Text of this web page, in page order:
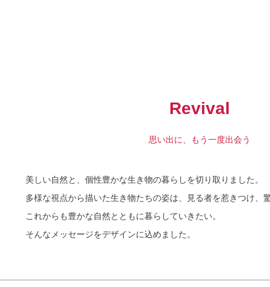
Revival
思い出に、もう一度出会う
美しい自然と、個性豊かな生き物の暮らしを切り取りました。
多様な視点から描いた生き物たちの姿は、見る者を惹きつけ、
これからも豊かな自然とともに暮らしていきたい。
そんなメッセージをデザインに込めました。